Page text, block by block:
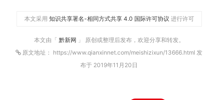
本文采用 知识共享署名-相同方式共享 4.0 国际许可协议 进行许可
本文由「 黔新网 」 原创或整理后发布，欢迎分享和转发。
原文地址： https://www.qianxinnet.com/meishizixun/13666.html 发
布于 2019年11月20日